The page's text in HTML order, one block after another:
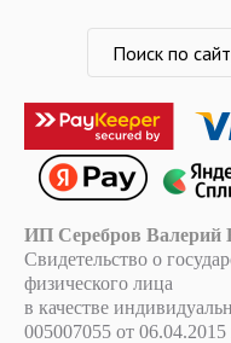
ИП Серебров Валерий
Свидетельство о
физического лица
в качестве
005007055 от 06.04.2015